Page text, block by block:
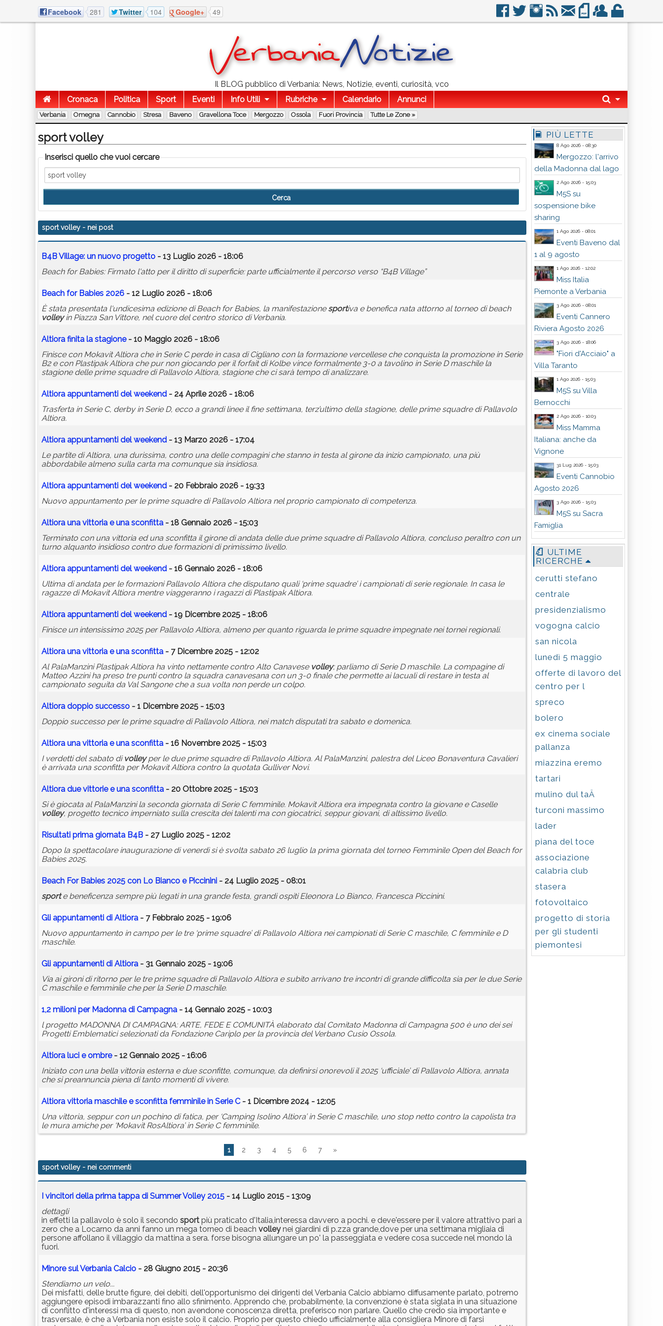
Facebook 281 Twitter 104 Google+ 49
Il BLOG pubblico di Verbania: News, Notizie, eventi, curiosità, vco
Cronaca
Politica Sport Eventi Info Utili Rubriche Calendario Annunci
Verbania Omegna Cannobio Stresa Baveno Gravellona Toce Mergozzo Ossola Fuori Provincia Tutte Le Zone »
sport volley
Inserisci quello che vuoi cercare
sport volley - nei post
B4B Village: un nuovo progetto - 13 Luglio 2026 - 18:06
Beach for Babies: Firmato l'atto per il diritto di superficie: parte ufficialmente il percorso verso “B4B Village”
Beach for Babies 2026 - 12 Luglio 2026 - 18:06
È stata presentata l'undicesima edizione di Beach for Babies, la manifestazione sportiva e benefica nata attorno al torneo di beach
volleyin Piazza San Vittore, nel cuore del centro storico di Verbania.
Altiora finita la stagione- 10 Maggio 2026 - 18:06
Finisce con Mokavit Altiora che in Serie C perde in casa di Cigliano con la formazione vercellese che conquista la promozione in Serie
B2 e con Plastipak Altiora che pur non giocando per il forfait di Kolbe vince formalmente 3-0 a tavolino in Serie D maschile la
stagione delle prime squadre di Pallavolo Altiora, stagione che ci sarà tempo di analizzare.
Altiora appuntamenti del weekend - 24 Aprile 2026 - 18:06
Trasferta in Serie C, derby in Serie D, ecco a grandi linee il fine settimana, terz’ultimo della stagione, delle prime squadre di Pallavolo
Altiora.
Altiora appuntamenti del weekend - 13 Marzo 2026 - 17:04
Le partite di Altiora, una durissima, contro una delle compagini che stanno in testa al girone da inizio campionato, una più
abbordabile almeno sulla carta ma comunque sia insidiosa.
Altiora appuntamenti del weekend - 20 Febbraio 2026 - 19:33
Nuovo appuntamento per le prime squadre di Pallavolo Altiora nel proprio campionato di competenza.
Altiora una vittoria e una sconfitta - 18 Gennaio 2026 - 15:03
Terminato con una vittoria ed una sconfitta il girone di andata delle due prime squadre di Pallavolo Altiora, concluso peraltro con un
turno alquanto insidioso contro due formazioni di primissimo livello.
Altiora appuntamenti del weekend - 16 Gennaio 2026 - 18:06
Ultima di andata per le formazioni Pallavolo Altiora che disputano quali ‘prime squadre’ i campionati di serie regionale. In casa le
ragazze di Mokavit Altiora mentre viaggeranno i ragazzi di Plastipak Altiora.
Altiora appuntamenti del weekend - 19 Dicembre 2025 - 18:06
Finisce un intensissimo 2025 per Pallavolo Altiora, almeno per quanto riguarda le prime squadre impegnate nei tornei regionali.
Altiora una vittoria e una sconfitta - 7 Dicembre 2025 - 12:02
Al PalaManzini Plastipak Altiora ha vinto nettamente contro Alto Canavese volley; parliamo di Serie D maschile. La compagine di
Matteo Azzini ha preso tre punti contro la squadra canavesana con un 3-0 finale che permette ai lacuali di restare in testa al
campionato seguita da Val Sangone che a sua volta non perde un colpo.
Altiora doppio successo - 1 Dicembre 2025 - 15:03
Doppio successo per le prime squadre di Pallavolo Altiora, nei match disputati tra sabato e domenica.
Altiora una vittoria e una sconfitta - 16 Novembre 2025 - 15:03
I verdetti del sabato di volleyper le due prime squadre di Pallavolo Altiora. Al PalaManzini, palestra del Liceo Bonaventura Cavalieri
è arrivata una sconfitta per Mokavit Altiora contro la quotata Gulliver Novi.
Altiora due vittorie e una sconfitta - 20 Ottobre 2025 - 15:03
Si è giocata al PalaManzini la seconda giornata di Serie C femminile. Mokavit Altiora era impegnata contro la giovane e Caselle
volley, progetto tecnico imperniato sulla crescita dei talenti ma con giocatrici, seppur giovani, di altissimo livello.
Risultati prima giornata B4B - 27 Luglio 2025 - 12:02
Dopo la spettacolare inaugurazione di venerdì si è svolta sabato 26 luglio la prima giornata del torneo Femminile Open del Beach for
Babies 2025.
Beach For Babies 2025 con Lo Bianco e Piccinini - 24 Luglio 2025 - 08:01
sporte beneficenza sempre più legati in una grande festa, grandi ospiti Eleonora Lo Bianco, Francesca Piccinini.
Gli appuntamenti di Altiora - 7 Febbraio 2025 - 19:06
Nuovo appuntamento in campo per le tre ‘prime squadre’ di Pallavolo Altiora nei campionati di Serie C maschile, C femminile e D
maschile.
Gli appuntamenti di Altiora - 31 Gennaio 2025 - 19:06
Via ai gironi di ritorno per le tre prime squadre di Pallavolo Altiora e subito arrivano tre incontri di grande difficolta sia per le due Serie
C maschile e femminile che per la Serie D maschile.
1,2 milioni per Madonna di Campagna - 14 Gennaio 2025 - 10:03
l progetto MADONNA DI CAMPAGNA: ARTE, FEDE E COMUNITÀ elaborato dal Comitato Madonna di Campagna 500 è uno dei sei
Progetti Emblematici selezionati da Fondazione Cariplo per la provincia del Verbano Cusio Ossola.
Altiora luci e ombre- 12 Gennaio 2025 - 16:06
Iniziato con una bella vittoria esterna e due sconfitte, comunque, da definirsi onorevoli il 2025 ‘ufficiale’ di Pallavolo Altiora, annata
che si preannuncia piena di tanto momenti di vivere.
Altiora vittoria maschile e sconfitta femminile in Serie C- 1 Dicembre 2024 - 12:05
Una vittoria, seppur con un pochino di fatica, per ‘Camping Isolino Altiora’ in Serie C maschile, uno stop netto contro la capolista tra
le mura amiche per ‘Mokavit RosAltiora’ in Serie C femminile.
1 2 3 4 5 6 7 »
sport volley - nei commenti
I vincitori della prima tappa di Summer Volley 2015 - 14 Luglio 2015 - 13:09
dettagli
in effetti la pallavolo è solo il secondo sport più praticato d'Italia,interessa davvero a pochi. e deve'essere per il valore attrattivo pari a
zero che a Locarno da anni fanno un mega torneo di beach volleynei giardini di p.zza grande,dove per una settimana migliaia di
persone affollano il villaggio da mattina a sera. forse bisogna allungare un po' la passeggiata e vedere cosa succede nel mondo là
fuori.
Minore sul Verbania Calcio - 28 Giugno 2015 - 20:36
Stendiamo un velo...
Dei misfatti, delle brutte figure, dei debiti, dell'opportunismo dei dirigenti del Verbania Calcio abbiamo diffusamente parlato, potremo
aggiungere episodi imbarazzanti fino allo sfinimento. Apprendo che, probabilmente, la convenzione è stata siglata in una situazione
di conflitto d'interessi ma di questo, non avendone conoscenza diretta, preferisco non parlare. Quello che credo sia importante e
trasversale, è che a Verbania non esiste solo il calcio. Proprio per questo chiedo ufficialmente alla consigliera Minore di farsi
PIÙ LETTE
8 Ago 2026 - 08:30
Mergozzo: l'arrivo
della Madonna dal lago
2 Ago 2026 - 15:03
M5S su
sospensione bike
sharing
1 Ago 2026 - 08:01
Eventi Baveno dal
1 al 9 agosto
1 Ago 2026 - 12:02
Miss Italia
Piemonte a Verbania
3 Ago 2026 - 08:01
Eventi Cannero
Riviera Agosto 2026
3 Ago 2026 - 18:06
"Fiori d'Acciaio" a
Villa Taranto
1 Ago 2026 - 15:03
M5S su Villa
Bernocchi
2 Ago 2026 - 10:03
Miss Mamma
Italiana: anche da
Vignone
31 Lug 2026 - 15:03
Eventi Cannobio
Agosto 2026
3 Ago 2026 - 15:03
M5S su Sacra
Famiglia
ULTIME
RICERCHE
cerutti stefano
centrale
presidenzialismo
vogogna calcio
san nicola
lunedì 5 maggio
offerte di lavoro del
centro per l
spreco
bolero
ex cinema sociale
pallanza
miazzina eremo
tartari
mulino dul taÄ
turconi massimo
lader
piana del toce
associazione
calabria club
stasera
fotovoltaico
progetto di storia
per gli studenti
piemontesi